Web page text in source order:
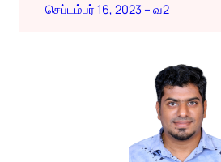
செப்டம்பர் 16, 2023 – வ2